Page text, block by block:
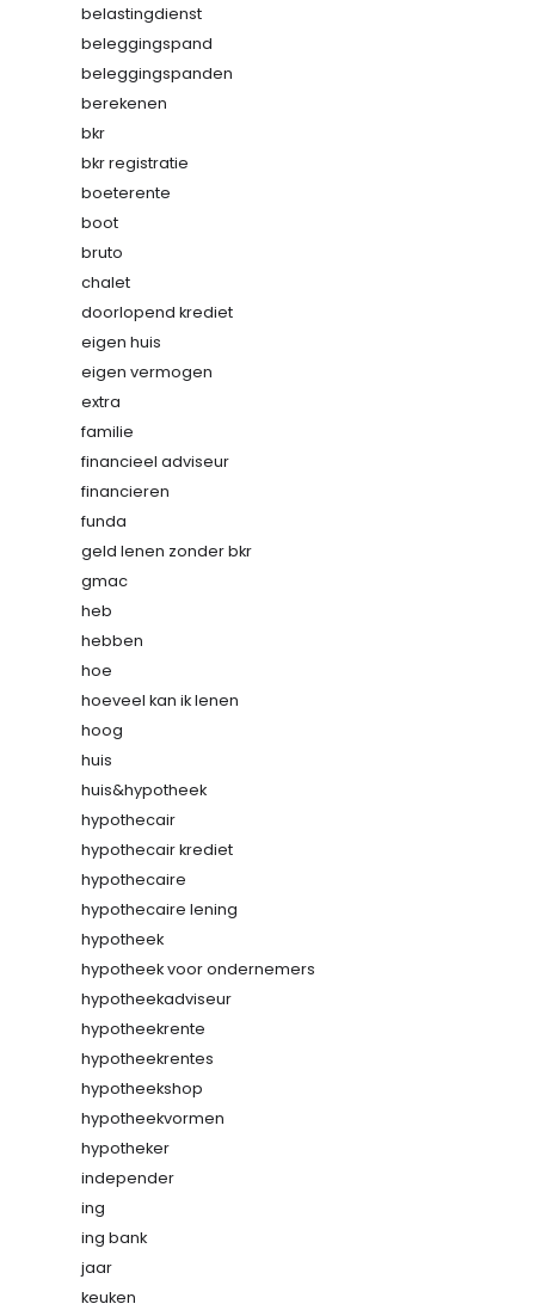
belastingdienst
beleggingspand
beleggingspanden
berekenen
bkr
bkr registratie
boeterente
boot
bruto
chalet
doorlopend krediet
eigen huis
eigen vermogen
extra
familie
financieel adviseur
financieren
funda
geld lenen zonder bkr
gmac
heb
hebben
hoe
hoeveel kan ik lenen
hoog
huis
huis&hypotheek
hypothecair
hypothecair krediet
hypothecaire
hypothecaire lening
hypotheek
hypotheek voor ondernemers
hypotheekadviseur
hypotheekrente
hypotheekrentes
hypotheekshop
hypotheekvormen
hypotheker
independer
ing
ing bank
jaar
keuken